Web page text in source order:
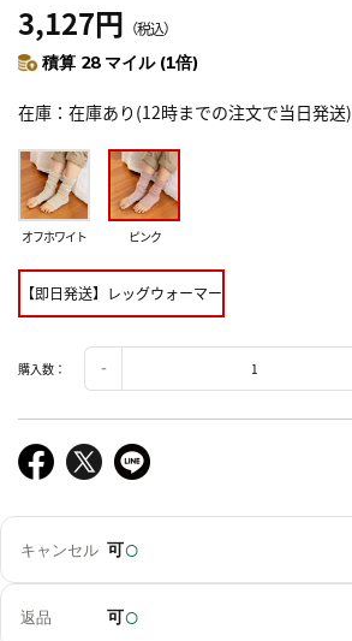
3,127円 （税込）
積算 28 マイル (1倍)
在庫 在庫あり(12時までの注文で当日発送)
オフホワイト ピンク
【即日発送】レッグウォーマー
購入数：
キャンセル 可○
返品 可○